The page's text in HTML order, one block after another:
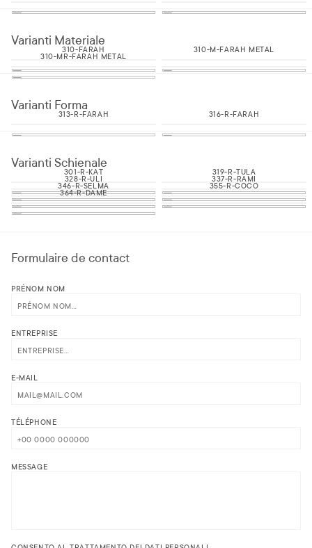
Varianti Materiale
310-FARAH 310-M-FARAH METAL
310-MR-FARAH METAL
Varianti Forma
313-R-FARAH 316-R-FARAH
Varianti Schienale
301-R-KAT 319-R-TULA
328-R-ULI 337-R-RAMI
346-R-SELMA 355-R-COCO
364-R-DAME
Formulaire de contact
PRÉNOM NOM
ENTREPRISE
E-MAIL
TÉLÉPHONE
MESSAGE